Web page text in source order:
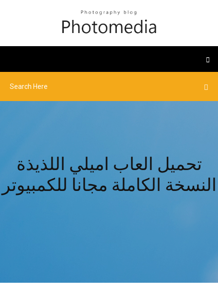
تحميل العاب اميلي اللذيذة
النسخة الكاملة مجانا للكمبيوتر